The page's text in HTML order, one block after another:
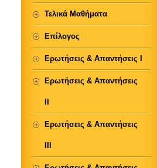
Τελικά Μαθήματα
Επίλογος
Ερωτήσεις & Απαντήσεις Ι
Ερωτήσεις & Απαντήσεις
Ερωτήσεις & Απαντήσεις